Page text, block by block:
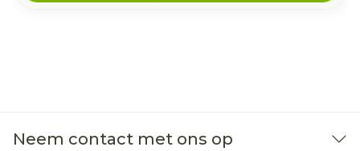
Neem contact met ons op